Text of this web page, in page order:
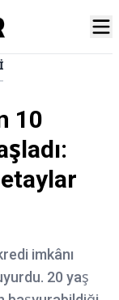
10
imkânı
20 yaş